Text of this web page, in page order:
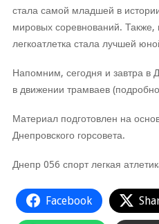
стала самой младшей в
мировых соревнований. Также,
легкоатлетка стала лучшей
Напомним, сегодня и завтра в
в движении трамваев
Материал подготовлен на
Днепровского горсовета.
Днепр 056 спорт легкая
Facebook